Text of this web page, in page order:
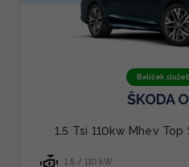
Balíček
ŠKODA
1.5 Tsi 110kw Mhev
1.5 / 110 kW